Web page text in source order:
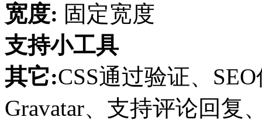
宽度: 固定宽度
支持小工具
其它:CSS通过验证、
Gravatar、支持评论回复